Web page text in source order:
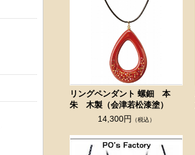
リングペンダント 螺鈿 本
朱 木製（会津若松漆塗）
14,300円 （税込）